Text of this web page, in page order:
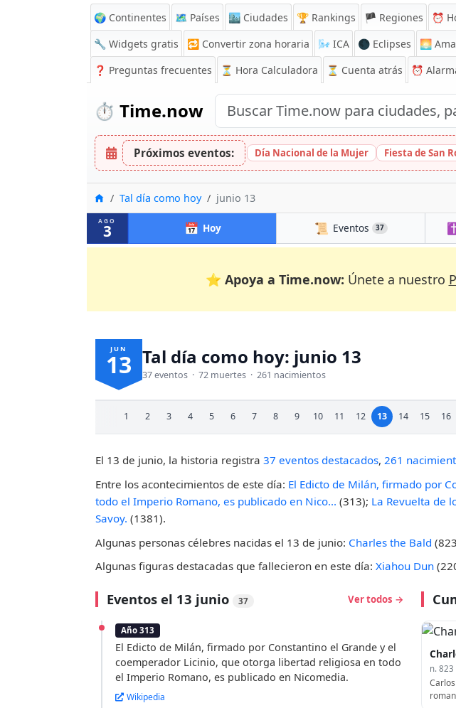
🌍 Continentes 🗺️ Países 🏙️ Ciudades 🏆 Rankings 🏴 Regiones ⏰
🔧 Widgets gratis
🔁 Convertir zona horaria 🌬️ ICA 🌑 Eclipses 🌅
❓ Preguntas frecuentes ⏳ Hora Calculadora ⏳ Cuenta atrás ⏰
⏱️ Time.now
Próximos eventos: Día Nacional de la Mujer Fiesta de San
InicioTal día como hoy junio 13
AGO
3 📅 Hoy 📜 Eventos 37 ✝️
⭐ Apoya a Time.now: Únete a nuestro
JUN
13 Tal día como hoy: junio 13
37 eventos · 72 muertes · 261 nacimientos
1 2 3 4 5 6 7 8 9 10 11 12 13 14 15 16
El 13 de junio, la historia registra 37 eventos destacados, 261
Entre los acontecimientos de este día: El Edicto de Milán, firmado por
todo el Imperio Romano, es publicado en Nico... (313); La Revuelta de
Savoy. (1381).
Algunas personas célebres nacidas el 13 de junio: Charles the Bald
Algunas figuras destacadas que fallecieron en este día: Xiahou Dun
Eventos el 13 junio 37 Ver todos →
Año 313
El Edicto de Milán, firmado por Constantino el Grande y el
coemperador Licinio, que otorga libertad religiosa en todo
el Imperio Romano, es publicado en Nicomedia.
Wikipedia
n. 823